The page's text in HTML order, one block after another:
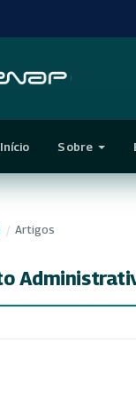
Início Sobre
/ Artigos